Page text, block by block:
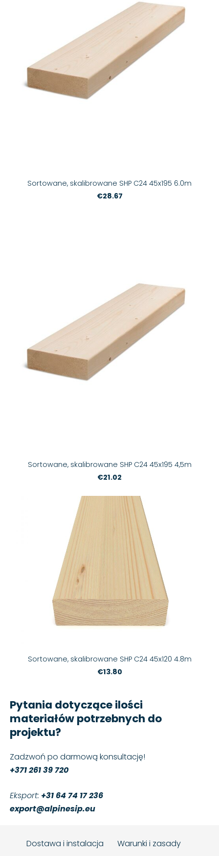
Pytania dotyczące ilości
materiałów potrzebnych do
projektu?
Zadzwoń po darmową konsultację!
+371 261 39 720
Eksport: +31 64 74 17 236
export@alpinesip.eu
Sortowane, skalibrowane SHP C24 45x195 6.0m
€28.67
Sortowane, skalibrowane SHP C24 45x195 4,5m
€21.02
Sortowane, skalibrowane SHP C24 45x120 4.8m
€13.80
Dostawa i instalacja
Warunki i zasady